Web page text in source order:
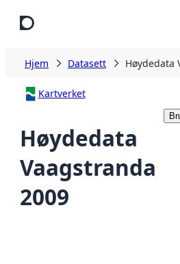
Hjem Datasett Høydedata
Kartverket
Høydedata
Vaagstranda
2009